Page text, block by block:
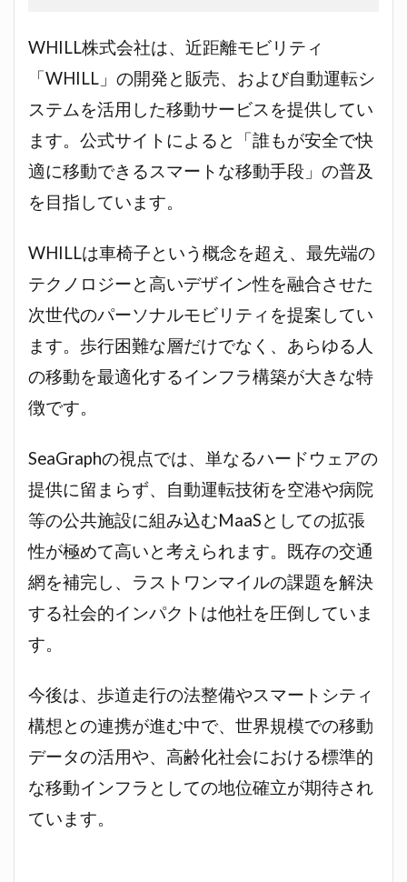
WHILL株式会社は、近距離モビリティ
「WHILL」の開発と販売、および自動運転シ
ステムを活用した移動サービスを提供してい
ます。公式サイトによると「誰もが安全で快
適に移動できるスマートな移動手段」の普及
を目指しています。
WHILLは車椅子という概念を超え、最先端の
テクノロジーと高いデザイン性を融合させた
次世代のパーソナルモビリティを提案してい
ます。歩行困難な層だけでなく、あらゆる人
の移動を最適化するインフラ構築が大きな特
徴です。
SeaGraphの視点では、単なるハードウェアの
提供に留まらず、自動運転技術を空港や病院
等の公共施設に組み込むMaaSとしての拡張
性が極めて高いと考えられます。既存の交通
網を補完し、ラストワンマイルの課題を解決
する社会的インパクトは他社を圧倒していま
す。
今後は、歩道走行の法整備やスマートシティ
構想との連携が進む中で、世界規模での移動
データの活用や、高齢化社会における標準的
な移動インフラとしての地位確立が期待され
ています。